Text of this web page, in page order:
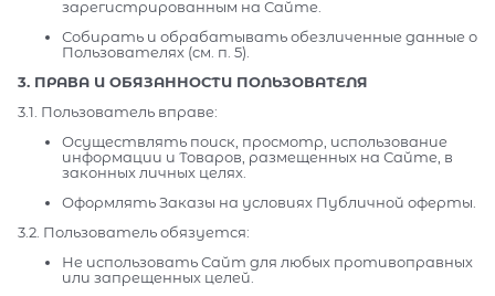
зарегистрированным на Сайте.
Собирать и обрабатывать обезличенные данные о
Пользователях (см. п. 5).
3. ПРАВА И ОБЯЗАННОСТИ ПОЛЬЗОВАТЕЛЯ
3.1. Пользователь вправе:
Осуществлять поиск, просмотр, использование
информации и Товаров, размещенных на Сайте, в
законных личных целях.
Оформлять Заказы на условиях Публичной оферты.
3.2. Пользователь обязуется:
Не использовать Сайт для любых противоправных
или запрещенных целей.